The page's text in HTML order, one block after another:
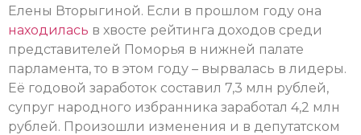
Елены Вторыгиной. Если в прошлом году она
находилась в хвосте рейтинга доходов среди
представителей Поморья в нижней палате
парламента, то в этом году – вырвалась в лидеры.
Её годовой заработок составил 7,3 млн рублей,
супруг народного избранника заработал 4,2 млн
рублей. Произошли изменения и в депутатском